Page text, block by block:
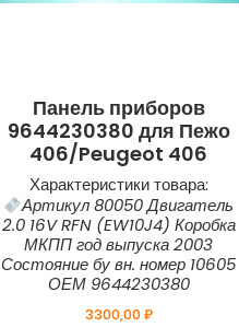
Панель приборов
9644230380 для Пежо
406/Peugeot 406
Характеристики товара:
Артикул 80050 Двигатель
2.0 16V RFN (EW10J4) Коробка
МКПП год выпуска 2003
Состояние бу вн. номер 10605
ОЕМ 9644230380
3300,00₽